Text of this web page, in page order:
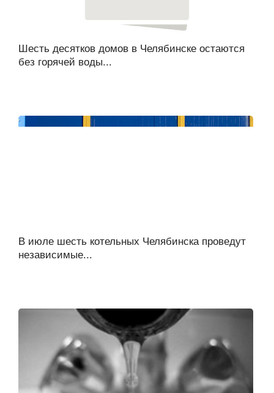
Шесть десятков домов в Челябинске остаются
без горячей воды...
В июле шесть котельных Челябинска проведут
независимые...